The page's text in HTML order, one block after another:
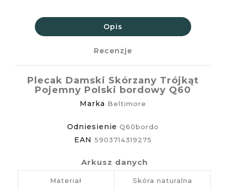
Opis
Recenzje
Plecak Damski Skórzany Trójkąt
Pojemny Polski bordowy Q60
Marka Beltimore
Odniesienie Q60bordo
EAN 5903714319275
Arkusz danych
Materiał Skóra naturalna